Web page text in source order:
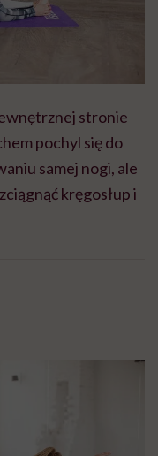
stronie
pochyl się do
samej nogi, ale
kręgosłup i